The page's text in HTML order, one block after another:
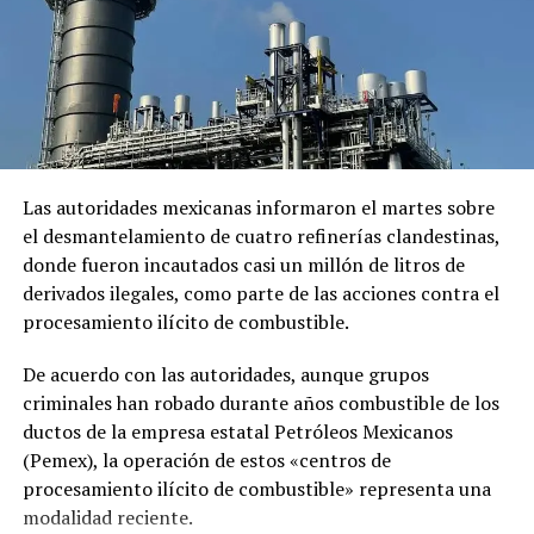
El comunicado emitido por las cancillerías no ofreció
mayores detalles sobre el acuerdo para restablecer las
relaciones diplomáticas.
Sheinbaum también indicó que Chávez viajó a México en
un avión militar y calificó la entrega del salvoconducto
como «una acción de buena voluntad» de la presidenta
Keiko Fujimori.
Comparte esto:
Me gusta esto:
Las autoridades mexicanas informaron el martes sobre
el desmantelamiento de cuatro refinerías clandestinas,
donde fueron incautados casi un millón de litros de
derivados ilegales, como parte de las acciones contra el
procesamiento ilícito de combustible.
De acuerdo con las autoridades, aunque grupos
criminales han robado durante años combustible de los
ductos de la empresa estatal Petróleos Mexicanos
(Pemex), la operación de estos «centros de
procesamiento ilícito de combustible» representa una
modalidad reciente.